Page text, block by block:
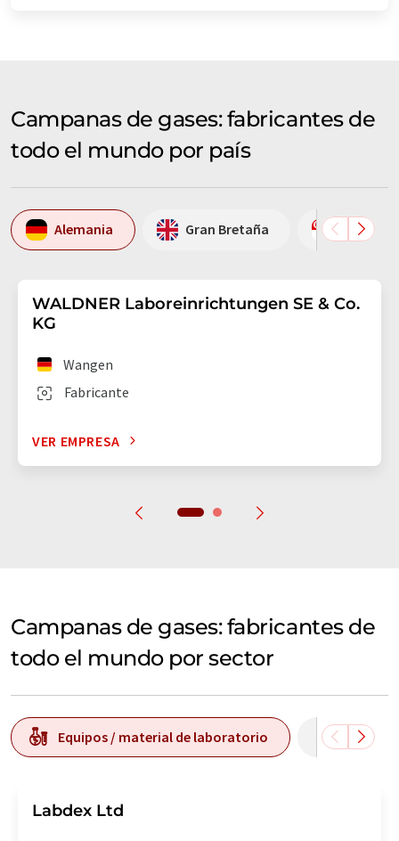
Campanas de gases: fabricantes de
todo el mundo por país
Alemania Gran Bretaña Singapur
WALDNER Laboreinrichtungen SE & Co.
KG
Fabricante
Wangen
VER EMPRESA
Campanas de gases: fabricantes de
todo el mundo por sector
Equipos / material de laboratorio
Labdex Ltd